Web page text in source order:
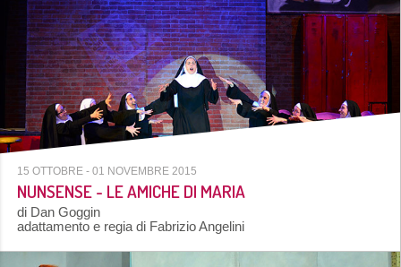
15 OTTOBRE - 01 NOVEMBRE 2015
NUNSENSE - LE AMICHE DI MARIA
di Dan Goggin
adattamento e regia di Fabrizio Angelini